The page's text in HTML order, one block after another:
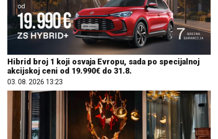
Hibrid broj 1 koji osvaja Evropu, sada po specijalnoj
akcijskoj ceni od 19.990€ do 31.8.
03. 08. 2026 13:23